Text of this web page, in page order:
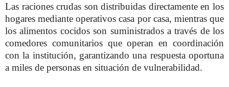
Las raciones crudas son distribuidas directamente en los
hogares mediante operativos casa por casa, mientras que
los alimentos cocidos son suministrados a través de los
comedores comunitarios que operan en coordinación
con la institución, garantizando una respuesta oportuna
a miles de personas en situación de vulnerabilidad.